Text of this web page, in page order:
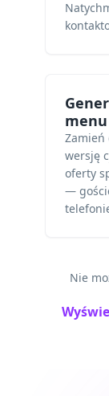
menu
Zamień
wersję
oferty
—
Nie